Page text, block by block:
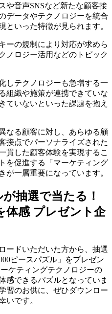
や音声SNSなど新たな顧客接
データやテクノロジーを統合
といった特徴が見られます。
ーの規制により対応が求めら
ノロジー活用などのトピック
しテクノロジーも急増する一
組織や施策が連携できていな
ていないといった課題を抱え
なる顧客に対し、あらゆる顧
接点でパーソナライズされた
貫した顧客体験を実現するこ
を促進する「マーケティング
が一層重要になっています。
抽選で当たる！
体感 プレゼント企
ードいただいた方から、抽選
ピースパズル」をプレゼン
ケティングテクノロジーの
感できるパズルとなっていま
習のお供に、ぜひダウンロー
いです。